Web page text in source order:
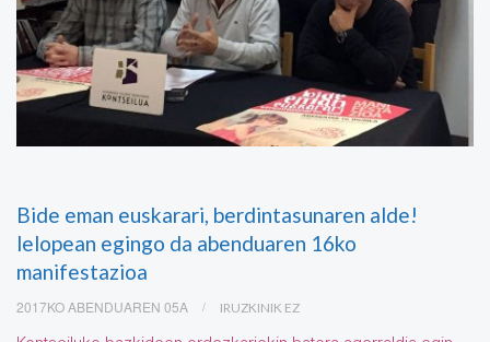
Bide eman euskarari, berdintasunaren alde!
lelopean egingo da abenduaren 16ko
manifestazioa
2017KO ABENDUAREN 05A IRUZKINIK EZ